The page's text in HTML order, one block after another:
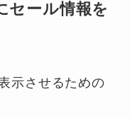
セール情報を
示させるための